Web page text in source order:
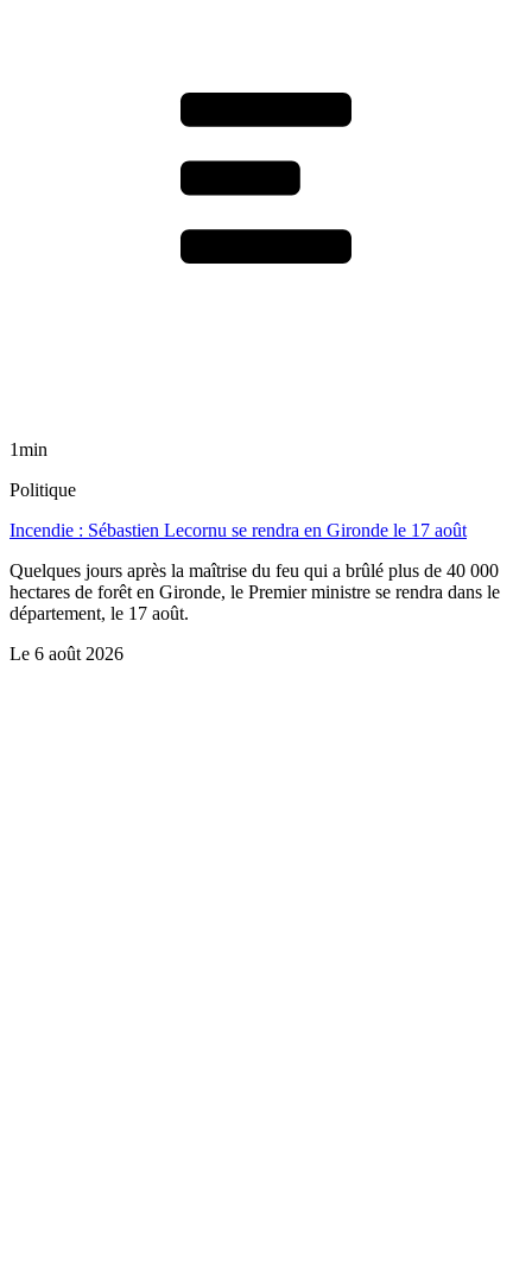
1min
Politique
Incendie : Sébastien Lecornu se rendra en Gironde le 17 août
Quelques jours après la maîtrise du feu qui a brûlé plus de 40 000
hectares de forêt en Gironde, le Premier ministre se rendra dans le
département, le 17 août.
Le 6 août 2026